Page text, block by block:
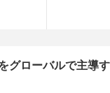
グローバルで主導